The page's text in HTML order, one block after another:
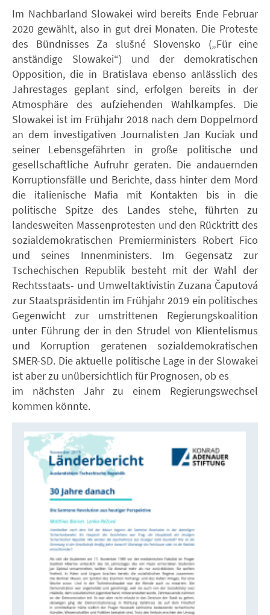
Im Nachbarland Slowakei wird bereits Ende Februar
2020 gewählt, also in gut drei Monaten. Die Proteste
des Bündnisses Za slušné Slovensko („Für eine
anständige Slowakei“) und der demokratischen
Opposition, die in Bratislava ebenso anlässlich des
Jahrestages geplant sind, erfolgen bereits in der
Atmosphäre des aufziehenden Wahlkampfes. Die
Slowakei ist im Frühjahr 2018 nach dem Doppelmord
an dem investigativen Journalisten Jan Kuciak und
seiner Lebensgefährten in große politische und
gesellschaftliche Aufruhr geraten. Die andauernden
Korruptionsfälle und Berichte, dass hinter dem Mord
die italienische Mafia mit Kontakten bis in die
politische Spitze des Landes stehe, führten zu
landesweiten Massenprotesten und den Rücktritt des
sozialdemokratischen Premierministers Robert Fico
und seines Innenministers. Im Gegensatz zur
Tschechischen Republik besteht mit der Wahl der
Rechtsstaats- und Umweltaktivistin Zuzana Čaputová
zur Staatspräsidentin im Frühjahr 2019 ein politisches
Gegenwicht zur umstrittenen Regierungskoalition
unter Führung der in den Strudel von Klientelismus
und Korruption geratenen sozialdemokratischen
SMER-SD. Die aktuelle politische Lage in der Slowakei
ist aber zu unübersichtlich für Prognosen, ob es
im nächsten Jahr zu einem Regierungswechsel
kommen könnte.